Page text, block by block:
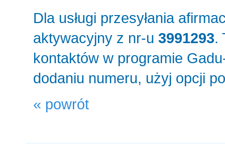
Dla usługi przesyłania
aktywacyjny z nr-u 3991293.
kontaktów w programie
dodaniu numeru, użyj opcji
« powrót